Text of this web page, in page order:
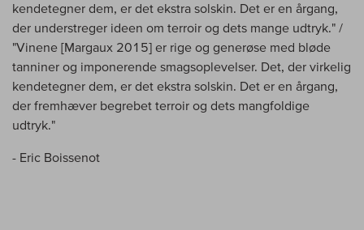
kendetegner dem, er det ekstra solskin. Det er en årgang,
der understreger ideen om terroir og dets mange udtryk." /
"Vinene [Margaux 2015] er rige og generøse med bløde
tanniner og imponerende smagsoplevelser. Det, der virkelig
kendetegner dem, er det ekstra solskin. Det er en årgang,
der fremhæver begrebet terroir og dets mangfoldige
udtryk."
- Eric Boissenot